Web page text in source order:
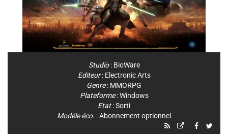
Studio: BioWare
Editeur: Electronic Arts
Genre: MMORPG
Plateforme:Windows
Etat: Sorti
Modèle éco. : Abonnement optionnel